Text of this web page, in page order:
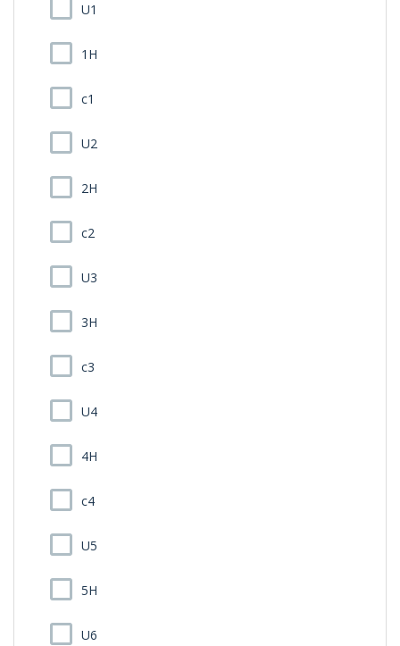
U1
1H
c1
U2
2H
c2
U3
3H
c3
U4
4H
c4
U5
5H
U6